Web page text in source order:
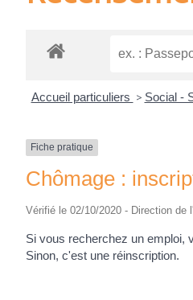
Accueil particuliers > Social -
Fiche pratique
Chômage :
Vérifié le 02/10/2020 - Direction de
Si vous recherchez un emploi,
Sinon, c'est une réinscription.